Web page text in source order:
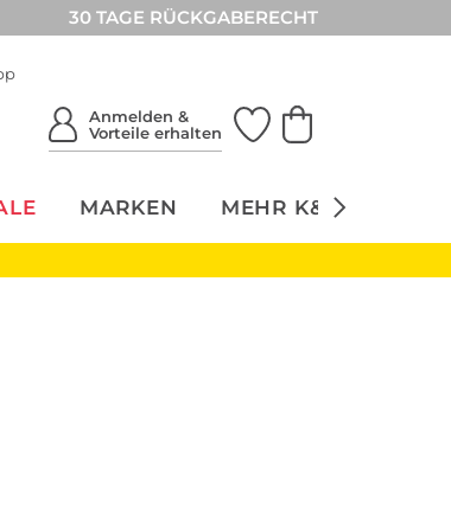
30 TAGE RÜCKGABERECHT
Anmelden &
Vorteile erhalten
MARKEN MEHR K&Ö